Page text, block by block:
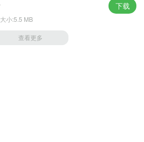
大小:5.5 MB
下载
查看更多